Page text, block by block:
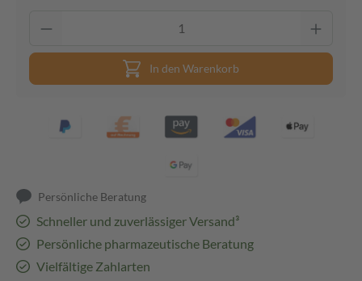
In den Warenkorb
Persönliche Beratung
Schneller und zuverlässiger Versand³
Persönliche pharmazeutische Beratung
Vielfältige Zahlarten